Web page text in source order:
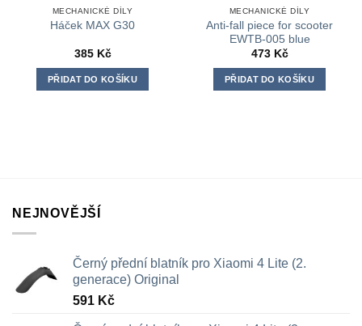
MECHANICKÉ DÍLY
Háček MAX G30
385 Kč
PŘIDAT DO KOŠÍKU
MECHANICKÉ DÍLY
Anti-fall piece for scooter
EWTB-005 blue
473 Kč
PŘIDAT DO KOŠÍKU
NEJNOVĚJŠÍ
Černý přední blatník pro Xiaomi 4 Lite (2.
generace) Original
591 Kč